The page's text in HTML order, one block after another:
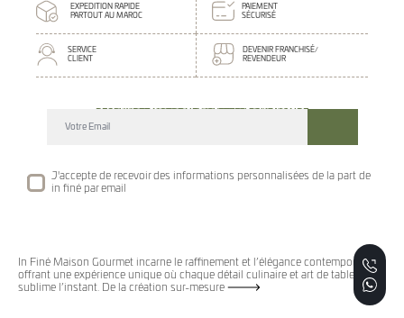
EXPEDITION RAPIDE
PARTOUT AU MAROC
PAIEMENT
SÉCURISÉ
SERVICE
CLIENT
DEVENIR FRANCHISÉ/
REVENDEUR
J'accepte de recevoir des informations personnalisées de la part de
in finé par email
In Finé Maison Gourmet incarne le raffinement et l’élégance contemporaine,
offrant une expérience unique où chaque détail culinaire et art de table
sublime l’instant. De la création sur-mesure